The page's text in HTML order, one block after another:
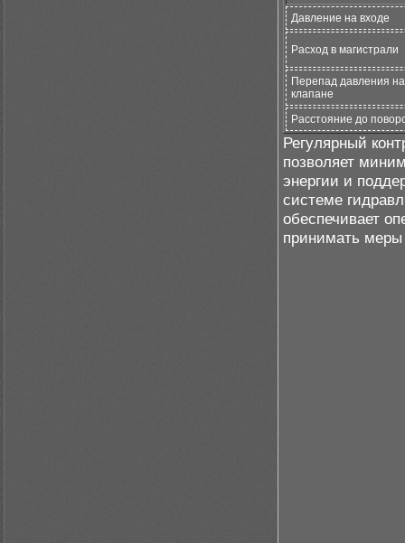
Давление на входе
Расход в магистрали
Перепад давления на
клапане
Расстояние до
Регулярный
позволяет
энергии и
системе
обеспечивает
принимать меры